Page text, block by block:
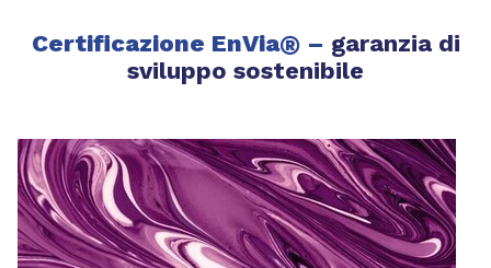
Certificazione EnVia®– garanzia di
sviluppo sostenibile